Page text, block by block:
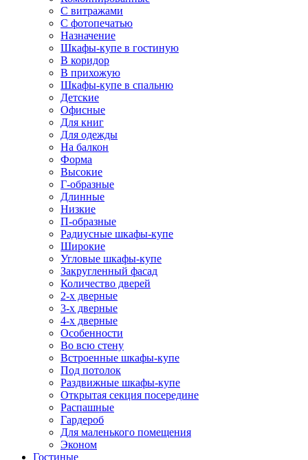
С витражами
С фотопечатью
Назначение
Шкафы-купе в гостиную
В коридор
В прихожую
Шкафы-купе в спальню
Детские
Офисные
Для книг
Для одежды
На балкон
Форма
Высокие
Г-образные
Длинные
Низкие
П-образные
Радиусные шкафы-купе
Широкие
Угловые шкафы-купе
Закругленный фасад
Количество дверей
2-х дверные
3-х дверные
4-х дверные
Особенности
Во всю стену
Встроенные шкафы-купе
Под потолок
Раздвижные шкафы-купе
Открытая секция посередине
Распашные
Гардероб
Для маленького помещения
Эконом
Гостиные